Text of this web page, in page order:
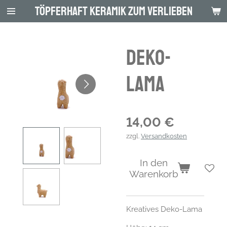
Zum
Hauptinhalt
Töpferhaft Keramik zum Verlieben
DEKO-
LAMA
14,00 €
zzgl. Versandkosten
In den
Warenkorb
Kreatives Deko-Lama